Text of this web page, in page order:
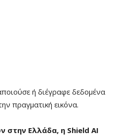
ή διέγραφε δεδομένα
πραγματική εικόνα.
στην Ελλάδα, η Shield AI